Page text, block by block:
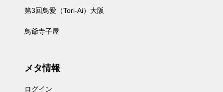
第3回鳥愛（Tori-Ai）大阪
鳥爺寺子屋
メタ情報
ログイン